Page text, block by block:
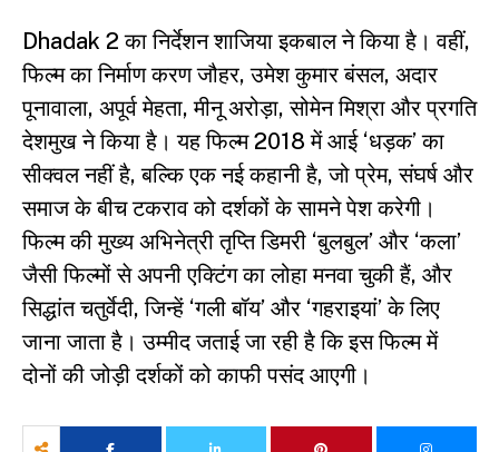
Dhadak 2 का निर्देशन शाजिया इकबाल ने किया है। वहीं,
फिल्म का निर्माण करण जौहर, उमेश कुमार बंसल, अदार
पूनावाला, अपूर्व मेहता, मीनू अरोड़ा, सोमेन मिश्रा और प्रगति
देशमुख ने किया है। यह फिल्म 2018 में आई ‘धड़क’ का
सीक्वल नहीं है, बल्कि एक नई कहानी है, जो प्रेम, संघर्ष और
समाज के बीच टकराव को दर्शकों के सामने पेश करेगी।
फिल्म की मुख्य अभिनेत्री तृप्ति डिमरी ‘बुलबुल’ और ‘कला’
जैसी फिल्मों से अपनी एक्टिंग का लोहा मनवा चुकी हैं, और
सिद्धांत चतुर्वेदी, जिन्हें ‘गली बॉय’ और ‘गहराइयां’ के लिए
जाना जाता है। उम्मीद जताई जा रही है कि इस फिल्म में
दोनों की जोड़ी दर्शकों को काफी पसंद आएगी।